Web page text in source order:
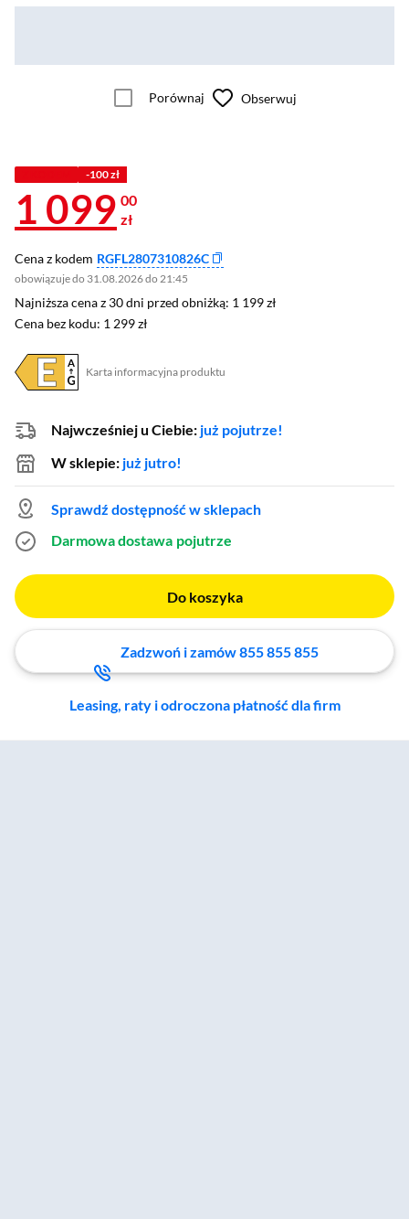
Porównaj Obserwuj
-100 zł
1 099 00
zł
Cena z kodem RGFL2807310826C
obowiązuje do 31.08.2026 do 21:45
Najniższa cena z 30 dni przed obniżką: 1 199 zł
Najniższa cena z 30 dni przed obniżką: 1 199 zł
Cena bez kodu: 1 299 zł
Cena bez kodu: 1 299 zł
Karta informacyjna produktu
Plik w formacie pdf
(otworzy się w nowym oknie)
Najwcześniej u Ciebie: już pojutrze!
W sklepie: już jutro!
Sprawdź dostępność w sklepach
Darmowa dostawa pojutrze
Do koszyka
Zadzwoń i zamów 855 855 855
Leasing, raty i odroczona płatność dla firm